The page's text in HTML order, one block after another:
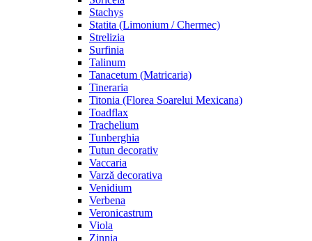
Stachys
Statita (Limonium / Chermec)
Strelizia
Surfinia
Talinum
Tanacetum (Matricaria)
Tineraria
Titonia (Florea Soarelui Mexicana)
Toadflax
Trachelium
Tunberghia
Tutun decorativ
Vaccaria
Varză decorativa
Venidium
Verbena
Veronicastrum
Viola
Zinnia